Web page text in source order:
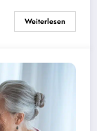
Weiterlesen